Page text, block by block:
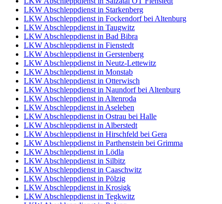
LKW Abschleppdienst in Starkenberg
LKW Abschleppdienst in Fockendorf bei Altenburg
LKW Abschleppdienst in Taugwitz
LKW Abschleppdienst in Bad Bibra
LKW Abschleppdienst in Fienstedt
LKW Abschleppdienst in Gerstenberg
LKW Abschleppdienst in Neutz-Lettewitz
LKW Abschleppdienst in Monstab
LKW Abschleppdienst in Otterwisch
LKW Abschleppdienst in Naundorf bei Altenburg
LKW Abschleppdienst in Altenroda
LKW Abschleppdienst in Aseleben
LKW Abschleppdienst in Ostrau bei Halle
LKW Abschleppdienst in Alberstedt
LKW Abschleppdienst in Hirschfeld bei Gera
LKW Abschleppdienst in Parthenstein bei Grimma
LKW Abschleppdienst in Lödla
LKW Abschleppdienst in Silbitz
LKW Abschleppdienst in Caaschwitz
LKW Abschleppdienst in Pölzig
LKW Abschleppdienst in Krosigk
LKW Abschleppdienst in Tegkwitz